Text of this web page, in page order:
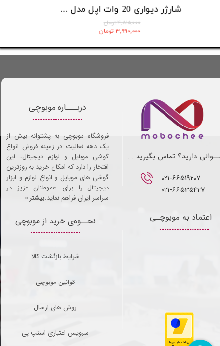
شارژر دیواری 20 وات اپل مدل 20W USB-C
021-66519207​​​​​​​
021-66535427
دارید؟ تماس بگیرید . .
نحــوه‌ی خرید از موبوچی
شرایط بازگشت کالا
قوانین موبوچی
روش های ارسال
سرویس اعتباری اسنپ پی
اعتماد به موبوچـی
دربـــاره موبوچی
فروشگاه موبوچی به پشتوانه بیش از
یک دهه فعالیت در زمینه فروش انواع
گوشی موبایل و لوازم دیجیتال، این
افتخار را دارد که امکان خرید به روزترین
گوشی های موبایل و انواع لوازم و ابزار
دیجیتال را برای هموطنان عزیز در
سراسر ایران فراهم نماید.بیشتر »